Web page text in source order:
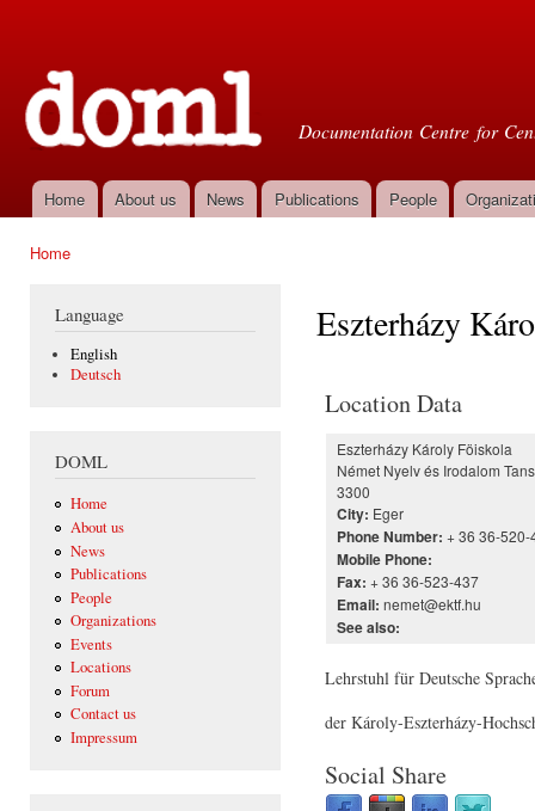
Documentation Centre for
Main menu
Home About us News Publications People
Home
Language
English
Deutsch
DOML
Home
About us
News
Publications
People
Organizations
Events
Locations
Forum
Contact us
Impressum
Eszterházy
Location Data
Eszterházy Károly Föiskola
Német Nyelv és Irodalom
3300
City: Eger
Phone Number: + 36 36-520-
Mobile Phone:
Fax: + 36 36-523-437
Email: nemet@ektf.hu
See also:
Lehrstuhl für Deutsche
der Károly-Eszterházy-
Social Share